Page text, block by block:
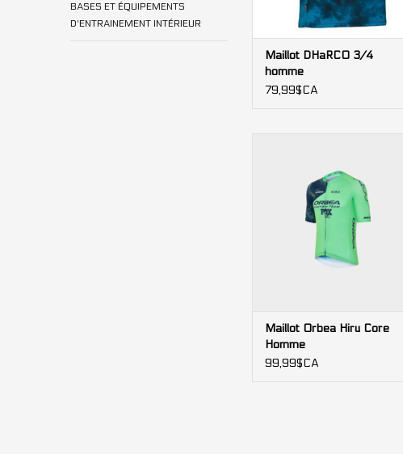
BASES ET ÉQUIPEMENTS
D'ENTRAINEMENT INTÉRIEUR
Maillot DHaRCO 3/4
homme
79,99$CA
manches découpées au laser,
tissus respirants et élastiques,
avec bande silicone pour
maintien.
Maillot Orbea Hiru Core
Homme
99,99$CA